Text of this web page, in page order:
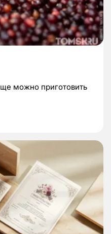
можно приготовить